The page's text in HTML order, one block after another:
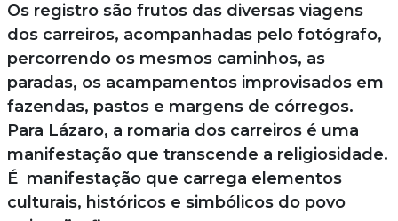
Os registro são frutos das diversas viagens
dos carreiros, acompanhadas pelo fotógrafo,
percorrendo os mesmos caminhos, as
paradas, os acampamentos improvisados em
fazendas, pastos e margens de córregos.
Para Lázaro, a romaria dos carreiros é uma
manifestação que transcende a religiosidade.
É manifestação que carrega elementos
culturais, históricos e simbólicos do povo